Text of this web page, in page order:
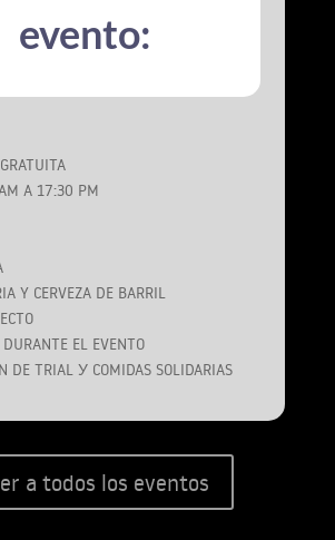
evento:
A 17:30 PM
Y CERVEZA DE BARRIL
EL EVENTO
DE TRIAL У COMIDAS SOLIDARIAS
a todos los eventos